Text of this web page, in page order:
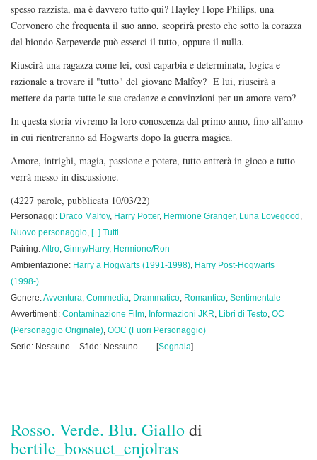
spesso razzista, ma è davvero tutto qui? Hayley Hope Philips, una
Corvonero che frequenta il suo anno, scoprirà presto che sotto la corazza
del biondo Serpeverde può esserci il tutto, oppure il nulla.
Riuscirà una ragazza come lei, così caparbia e determinata, logica e
razionale a trovare il "tutto" del giovane Malfoy? E lui, riuscirà a
mettere da parte tutte le sue credenze e convinzioni per un amore vero?
In questa storia vivremo la loro conoscenza dal primo anno, fino all'anno
in cui rientreranno ad Hogwarts dopo la guerra magica.
Amore, intrighi, magia, passione e potere, tutto entrerà in gioco e tutto
verrà messo in discussione.
(4227 parole, pubblicata 10/03/22)
Personaggi: Draco Malfoy, Harry Potter, Hermione Granger, Luna Lovegood ,
Nuovo personaggio, [+] Tutti
Pairing:Altro, Ginny/Harry, Hermione/Ron
Ambientazione: Harry a Hogwarts (1991-1998), Harry Post-Hogwarts
(1998-)
Genere:Avventura, Commedia, Drammatico, Romantico, Sentimentale
Avvertimenti: Contaminazione Film, Informazioni JKR, Libri di Testo, OC
(Personaggio Originale), OOC (Fuori Personaggio)
Serie: Nessuno
Sfide: Nessuno [Segnala]
Rosso. Verde. Blu. Giallodi
bertile_bossuet_enjolras